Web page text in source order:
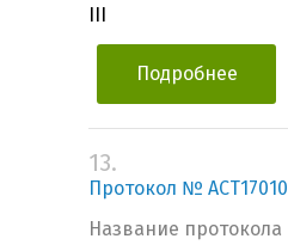
Подробнее
13.
Протокол № ACT17010
Название протокола